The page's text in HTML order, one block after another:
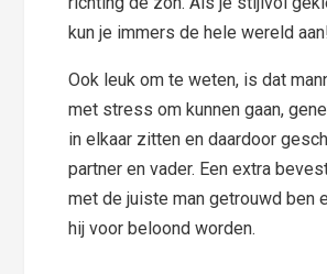
kun je immers de hele wereld
Ook leuk om te weten, is dat
met stress om kunnen gaan,
in elkaar zitten en daardoor
partner en vader. Een extra
met de juiste man getrouwd ben
hij voor beloond worden.